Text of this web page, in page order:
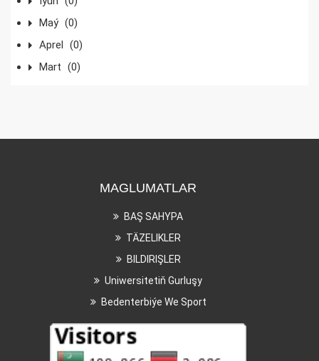
Maý (0)
Aprel (0)
Mart (0)
MAGLUMATLAR
BAŞ SAHYPA
TÄZELIKLER
BILDIRIŞLER
Uniwersitetiň Gurluşy
Bedenterbiýe We Sport